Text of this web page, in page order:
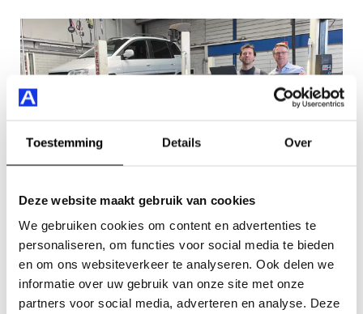
Toestemming Details Over
Deze website maakt gebruik van cookies
We gebruiken cookies om content en advertenties te
personaliseren, om functies voor social media te bieden
en om ons websiteverkeer te analyseren. Ook delen we
informatie over uw gebruik van onze site met onze
partners voor social media, adverteren en analyse. Deze
De voordelen van NexDrive / Auto
Smeeing